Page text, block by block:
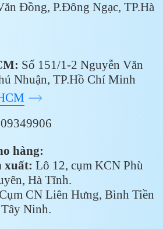
Đồng, P.Đông Ngạc, TP.Hà
Số 151/1-2 Nguyễn Văn
Nhuận, TP.Hồ Chí Minh
hàng:
xuất: Lô 12, cụm KCN Phù
Hà Tĩnh.
Cụm CN Liên Hưng, Bình Tiền
Ninh.